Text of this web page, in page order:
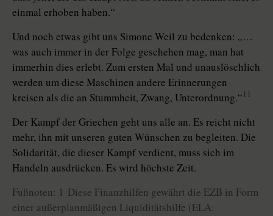
einmal erhoben haben.“
Und noch etwas gibt uns Simone Weil zu bedenken: „…
was auch immer in der Folge geschehen mag, man hat
immerhin dies erlebt. Zum ersten Mal und unauslöschlich
werden um diese Maschinen andere Erinnerungen
kreisen als die an Stummheit, Zwang, Unterordnung.“ 11
Der Kampf der Griechen geht uns alle an. Es reicht nicht
mehr, ihn mit unseren guten Wünschen zu begleiten. Die
Solidarität, die dieser Kampf verdient, muss sich im
Handeln ausdrücken. Es wird höchste Zeit.
Fußnoten: 1 Diese Finanzhilfen gewährt die EZB in Form
einer außerplanmäßigen Liquiditätshilfe (ELA: